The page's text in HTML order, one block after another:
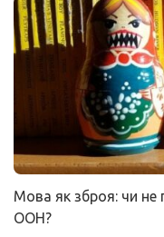
Мова як зброя: чи не
ООН?